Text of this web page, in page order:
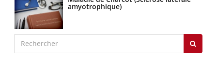
amyotrophique)